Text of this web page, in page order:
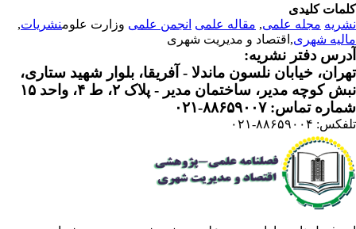
کلیدی
مجله علمی, مقاله علمی انجمن علمیوزارت علومنشریات,
شهری ,اقتصاد و مدیریت شهری
دفتر نشریه:
خیابان نلسون ماندلا - آفریقا، بلوار شهید ستاری،
کوچه مدیر، ساختمان مدیر - پلاک ۲، ط ۴، واحد ۱۵
تماس: ۸۸۶۵۹۰۰۷-۰۲۱
۸۸۶۵۹۰۰۴-۰۲۱